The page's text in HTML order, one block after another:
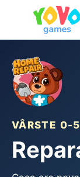
VÂRSTE 0-